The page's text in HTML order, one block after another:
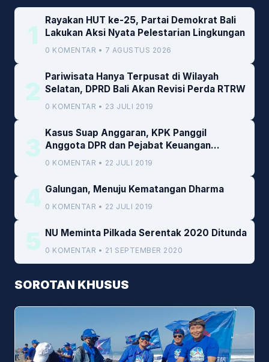
1
Rayakan HUT ke-25, Partai Demokrat Bali
Lakukan Aksi Nyata Pelestarian Lingkungan
0 KOMENTAR • 7 AGUSTUS 2026
2
Pariwisata Hanya Terpusat di Wilayah
Selatan, DPRD Bali Akan Revisi Perda RTRW
0 KOMENTAR • 23 JULI 2019
3
Kasus Suap Anggaran, KPK Panggil
Anggota DPR dan Pejabat Keuangan
Kemenkeu
0 KOMENTAR • 22 JULI 2019
4 Galungan, Menuju Kematangan Dharma
0 KOMENTAR • 22 JULI 2019
5 NU Meminta Pilkada Serentak 2020 Ditunda
0 KOMENTAR • 21 SEPTEMBER 2020
SOROTAN KHUSUS